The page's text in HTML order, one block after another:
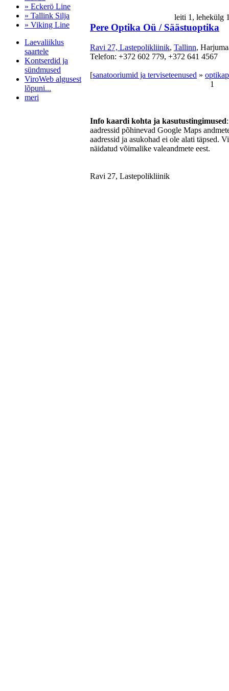
» Eckerö Line
» Tallink Silja
» Viking Line
Laevaliiklus
saartele
Kontserdid ja
sündmused
ViroWeb algusest
lõpuni...
meri
leiti 1,
Pere Optika Oü / Säästuoptika
Ravi 27, Lastepolikliinik, Tallinn,
Telefon: +372 602 779, +372 641 4567
[sanatooriumid ja terviseteenused »
1
Info kaardi kohta ja kasutustingimused
aadressid põhinevad Google Maps
aadressid ja asukohad ei ole alati täpsed.
näidatud võimalike valeandmete eest.
Ravi 27, Lastepolikliinik